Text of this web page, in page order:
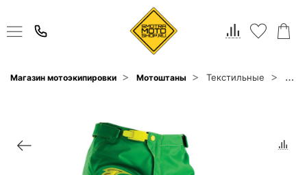
Магазин мотоэкипировки Мотоштаны Текстильные Thor